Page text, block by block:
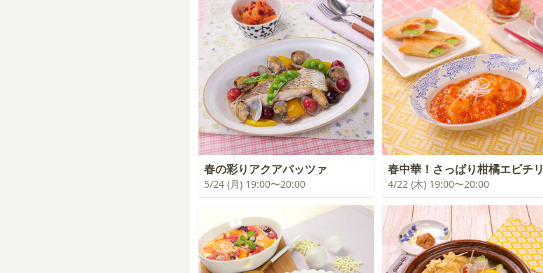
春の彩りアクアパッツァ
5/24 (月) 19:00〜20:00
春中華！さっぱり柑橘エビチリ
4/22 (木) 19:00〜20:00